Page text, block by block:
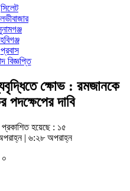
সিলেট
হবিগঞ্জ
প্রবাস
বিজ্ঞপ্তি
ক্ষোভ : রমজানকে
পদক্ষেপের দাবি
প্রকাশিত হয়েছে : ১৫
| ৬:২৮ অপরাহ্ন
০